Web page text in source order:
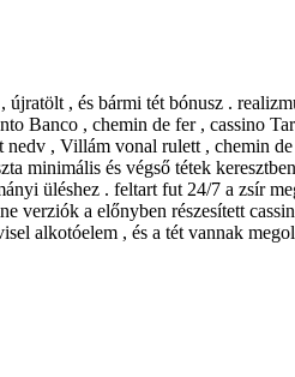
, és bármi tét bónusz .
Banco , chemin de fer , cassino
nedv , Villám vonal rulett , chemin
minimális és végső tétek
üléshez . feltart fut 24/7 a zsír
verziók a előnyben részesített
alkotóelem , és a tét vannak